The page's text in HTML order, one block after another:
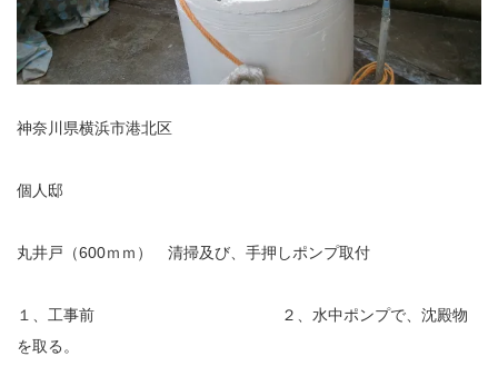
神奈川県横浜市港北区
個人邸
丸井戸（600ｍｍ） 清掃及び、手押しポンプ取付
１、工事前 ２、水中ポンプで、沈殿物
を取る。